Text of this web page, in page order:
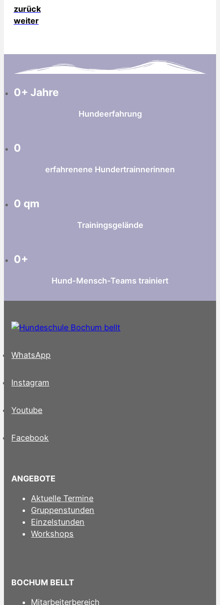
zurück
weiter
0+ Jahre
Hundeerfahrung
0
erfahrenene Hundertrainnerinnen
0 qm
Trainingsgelände
0+
Hund-Mensch-Teams trainiert
WhatsApp
Instagram
Youtube
Facebook
ANGEBOTE
Aktuelle Termine
Gruppenstunden
Einzelstunden
Workshops
BOCHUM BELLT
Mitarbeiterbereich